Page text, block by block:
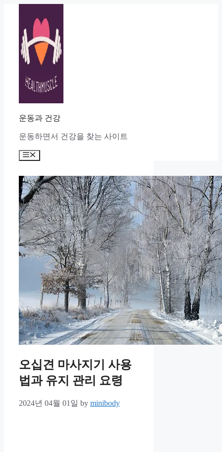
운동과 건강
운동하면서 건강을 찾는 사이트
Menu
오십견 마사지기 사용
법과 유지 관리 요령
2024년 04월 01일 by minibody